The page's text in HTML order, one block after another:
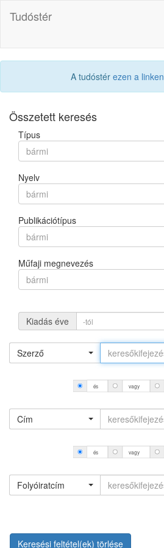
Tudóstér
A tudóstér ezen a linken
Összetett keresés
Típus
bármi
Nyelv
bármi
Publikációtípus
bármi
Műfaji megnevezés
bármi
Kiadás éve
Szerző
és vagy
Cím
és vagy
Folyóiratcím
Keresési feltétel(ek) törlése